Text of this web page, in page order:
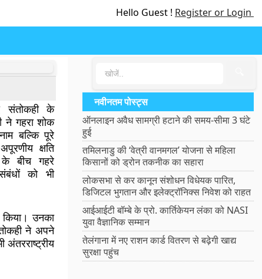
Hello Guest ! Register or Login
संतोकही के
ने गहरा शोक
बल्कि पूरे
क्षति
के बीच गहरे
को भी
उनका
ने अपने
नवीनतम पोस्ट्स
ऑनलाइन अवैध सामग्री हटाने की समय-सीमा 3 घंटे
हुई
तमिलनाडु की ‘वेत्री वानमगल’ योजना से महिला
किसानों को ड्रोन तकनीक का सहारा
लोकसभा से कर कानून संशोधन विधेयक पारित,
डिजिटल भुगतान और इलेक्ट्रॉनिक्स निवेश को राहत
आईआईटी बॉम्बे के प्रो. कार्तिकेयन लंका को NASI
युवा वैज्ञानिक सम्मान
तेलंगाना में नए राशन कार्ड वितरण से बढ़ेगी खाद्य
सुरक्षा पहुंच